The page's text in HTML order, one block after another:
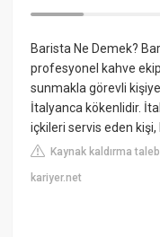
Barista Ne Demek?
profesyonel kahve
sunmakla görevli
İtalyanca kökenlidir.
içkileri servis eden
Kaynak kaldırma
kariyer.net